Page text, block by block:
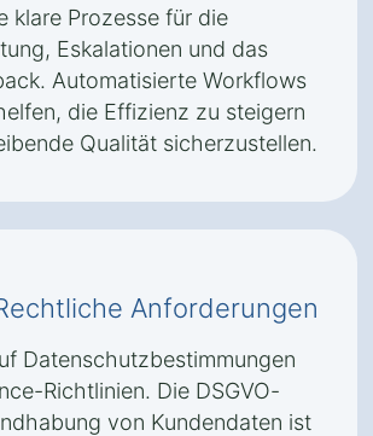
klare Prozesse für die
Eskalationen und das
Automatisierte Workflows
die Effizienz zu steigern
Qualität sicherzustellen.
Anforderungen
Datenschutzbestimmungen
Richtlinien. Die DSGVO-
von Kundendaten ist